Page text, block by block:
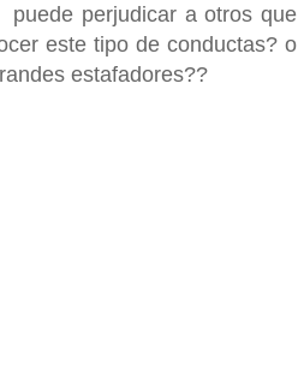
perjudicar a otros que
este tipo de conductas? o
estafadores??